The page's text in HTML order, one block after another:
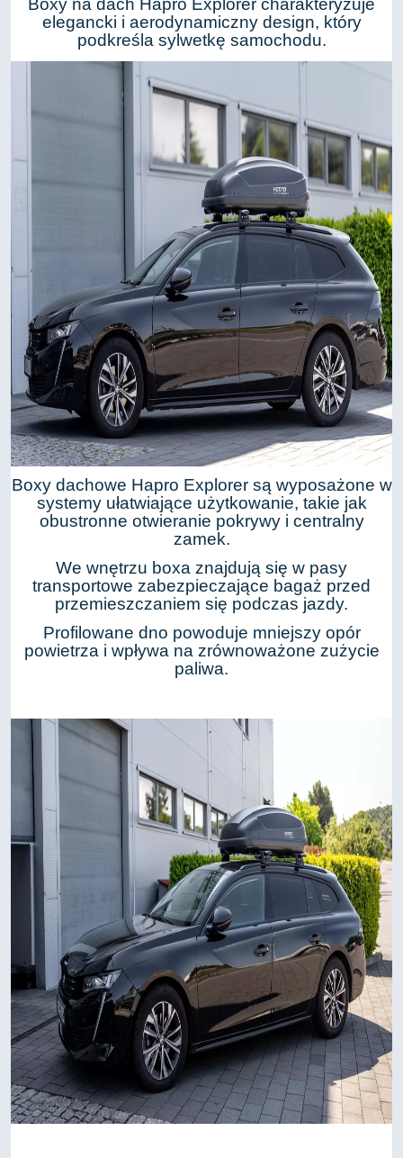
Boxy na dach Hapro Explorer charakteryzuje
elegancki i aerodynamiczny design, który
podkreśla sylwetkę samochodu.
Boxy dachowe Hapro Explorer są wyposażone w
systemy ułatwiające użytkowanie, takie jak
obustronne otwieranie pokrywy i centralny
zamek.
We wnętrzu boxa znajdują się w pasy
transportowe zabezpieczające bagaż przed
przemieszczaniem się podczas jazdy.
Profilowane dno powoduje mniejszy opór
powietrza i wpływa na zrównoważone zużycie
paliwa.